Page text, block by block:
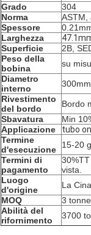
Grado
304
Norma
ASTM,
Spessore
Larghezza
Superficie
2B,
Peso della
bobina
su
Diametro
interno
Rivestimento
del bordo
Bordo
Sbavatura
Min
Applicazione
tubo
Termine
d'esecuzione
15-20
Termini di
pagamento
vista.
Luogo
d'origine
La Cina
MOQ
3
Abilità del
rifornimento
3700